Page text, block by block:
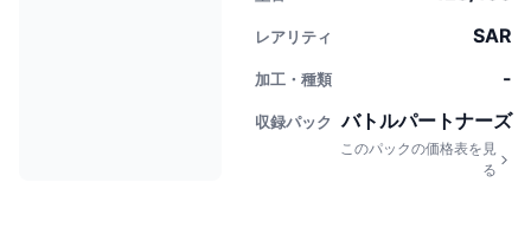
レアリティ SAR
加工・種類 -
収録パック バトルパートナーズ
このパックの価格表を見
る